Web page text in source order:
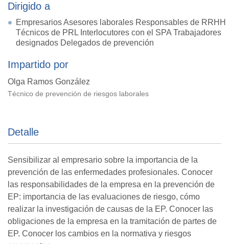
Dirigido a
Empresarios Asesores laborales Responsables de RRHH
Técnicos de PRL Interlocutores con el SPA Trabajadores
designados Delegados de prevención
Impartido por
Olga Ramos González
Técnico de prevención de riesgos laborales
Detalle
Sensibilizar al empresario sobre la importancia de la
prevención de las enfermedades profesionales. Conocer
las responsabilidades de la empresa en la prevención de
EP: importancia de las evaluaciones de riesgo, cómo
realizar la investigación de causas de la EP. Conocer las
obligaciones de la empresa en la tramitación de partes de
EP. Conocer los cambios en la normativa y riesgos